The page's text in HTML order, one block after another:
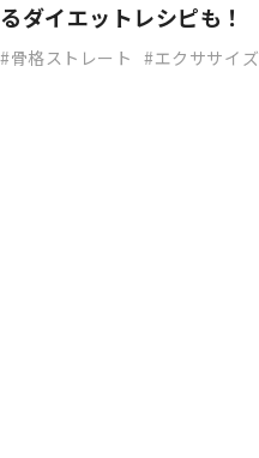
るダイエットレシピも！
骨格ストレート エクササイズ